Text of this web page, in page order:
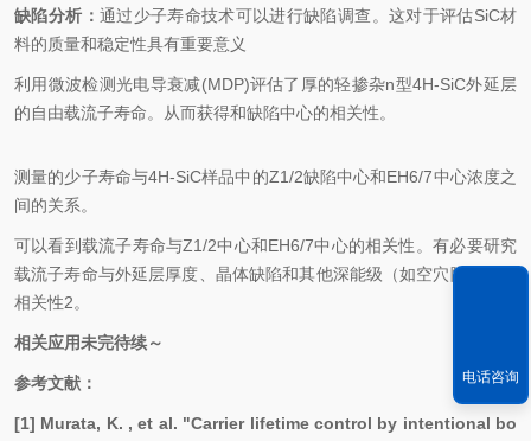
缺陷分析： 通过少子寿命技术可以进行缺陷调查。这对于评估SiC材
料的质量和稳定性具有重要意义
利用微波检测光电导衰减(MDP)评估了厚的轻掺杂n型4H-SiC外延层
的自由载流子寿命。从而获得和缺陷中心的相关性。
测量的少子寿命与4H-SiC样品中的Z1/2缺陷中心和EH6/7中心浓度之
间的关系。
可以看到载流子寿命与Z1/2中心和EH6/7中心的相关性。有必要研究
载流子寿命与外延层厚度、晶体缺陷和其他深能级（如空穴陷阱）的
相关性2。
相关应用未完待续～
参考文献：
[1] Murata, K. , et al. "Carrier lifetime control by intentional bo
电话咨询